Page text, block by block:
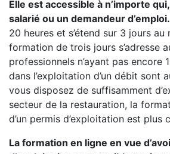
Elle est accessible à n’importe
salarié ou un demandeur d’emploi.
20 heures et s’étend sur 3 jours au
formation de trois jours s’adresse
professionnels n’ayant pas encore
dans l’exploitation d’un débit sont
vous disposez de suffisamment
secteur de la restauration, la
d’un permis d’exploitation est plus
La formation en ligne en vue